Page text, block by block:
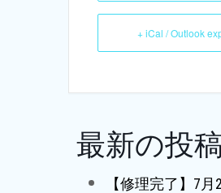
+ iCal / Outlook
最新の投
【修理完了】7